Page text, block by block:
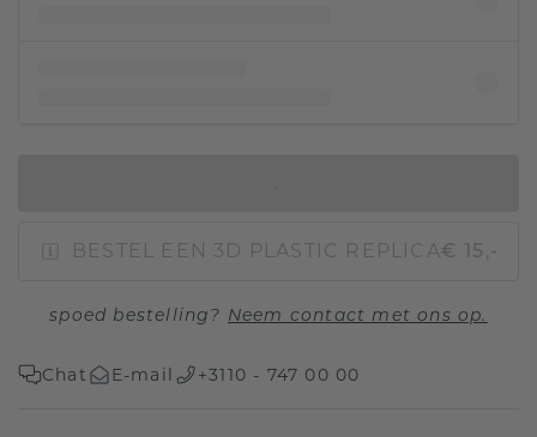
BESTEL EEN 3D PLASTIC REPLICA€ 15,-
spoed bestelling? Neem contact met ons op.
Chat E-mail +3110 - 747 00 00